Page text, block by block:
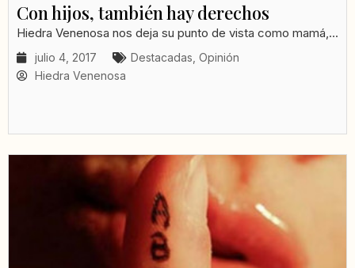
Con hijos, también hay derechos
Hiedra Venenosa nos deja su punto de vista como mamá,...
julio 4, 2017 Destacadas Opinión
Hiedra Venenosa